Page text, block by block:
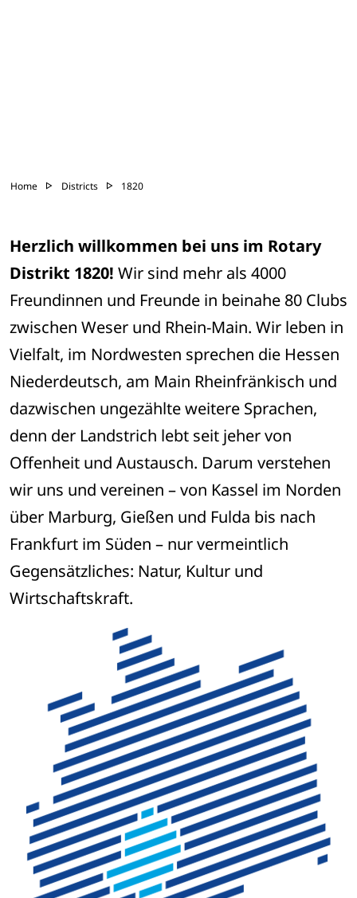
Home Districts 1820
Herzlich willkommen bei uns im Rotary
Distrikt 1820! Wir sind mehr als 4000
Freundinnen und Freunde in beinahe 80 Clubs
zwischen Weser und Rhein-Main. Wir leben in
Vielfalt, im Nordwesten sprechen die Hessen
Niederdeutsch, am Main Rheinfränkisch und
dazwischen ungezählte weitere Sprachen,
denn der Landstrich lebt seit jeher von
Offenheit und Austausch. Darum verstehen
wir uns und vereinen – von Kassel im Norden
über Marburg, Gießen und Fulda bis nach
Frankfurt im Süden – nur vermeintlich
Gegensätzliches: Natur, Kultur und
Wirtschaftskraft.